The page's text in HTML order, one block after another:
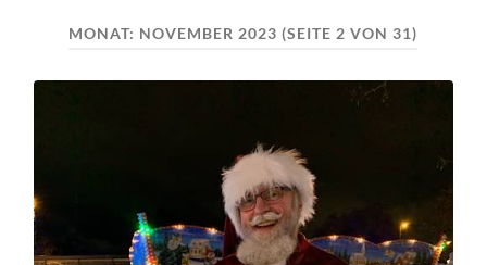
MONAT: NOVEMBER 2023 (SEITE 2 VON 31)